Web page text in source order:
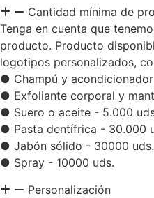
Cantidad mínima de
Tenga en cuenta que
producto. Producto
logotipos personalizados,
● Champú y
● Exfoliante corporal y
● Suero o aceite - 5.000
● Pasta dentífrica - 30.000
● Jabón sólido - 30000 uds.
● Spray - 10000 uds.
Personalización